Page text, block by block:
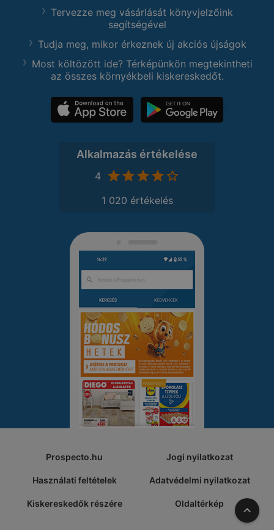
Tervezze meg vásárlását könyvjelzőink
segítségével
Tudja meg, mikor érkeznek új akciós újságok
Most költözött ide? Térképünkön megtekintheti
az összes környékbeli kiskereskedőt.
Alkalmazás értékelése
4
1 020 értékelés
Prospecto.hu Jogi nyilatkozat
Használati feltételek Adatvédelmi nyilatkozat
Kiskereskedők részére Oldaltérkép A